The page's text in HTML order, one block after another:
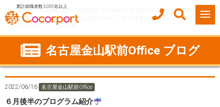
累計就職者数 6,000名以上
ココルポート(就労移行支援・定着支援/自立訓練/計画相談) HOME
事業所紹介
愛知県
名古屋市 名古屋金山駅前Office
名古屋金山駅前Officeのブログ
６月後半のプログラム紹介
名古屋金山駅前Office ブログ
2022/06/16 名古屋金山駅前Office
６月後半のプログラム紹介